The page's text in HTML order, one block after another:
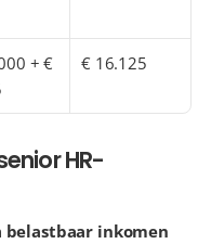
+ €
€ 16.125
HR-
belastbaar inkomen